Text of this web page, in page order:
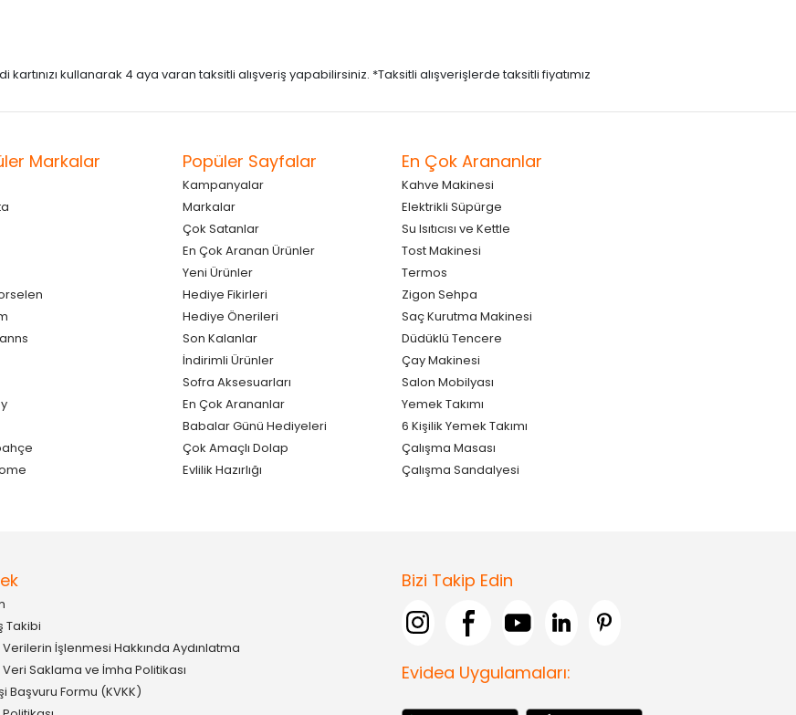
kullanarak 4 aya varan taksitli alışveriş yapabilirsiniz. *Taksitli alışverişlerde taksitli fiyatımız
Markalar Popüler Sayfalar
Kampanyalar
Markalar
Çok Satanlar
En Çok Aranan Ürünler
Yeni Ürünler
Hediye Fikirleri
Hediye Önerileri
Son Kalanlar
İndirimli Ürünler
Sofra Aksesuarları
En Çok Arananlar
Babalar Günü Hediyeleri
Çok Amaçlı Dolap
Evlilik Hazırlığı
En Çok Arananlar
Kahve Makinesi
Elektrikli Süpürge
Su Isıtıcısı ve Kettle
Tost Makinesi
Termos
Zigon Sehpa
Saç Kurutma Makinesi
Düdüklü Tencere
Çay Makinesi
Salon Mobilyası
Yemek Takımı
6 Kişilik Yemek Takımı
Çalışma Masası
Çalışma Sandalyesi
Takibi
Verilerin İşlenmesi Hakkında Aydınlatma
Veri Saklama ve İmha Politikası
Başvuru Formu (KVKK)
Bizi Takip Edin
Evidea Uygulamaları: